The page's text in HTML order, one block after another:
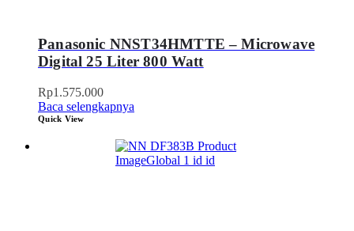
Panasonic NNST34HMTTE – Microwave
Digital 25 Liter 800 Watt
Rp1.575.000
Baca selengkapnya
Quick View